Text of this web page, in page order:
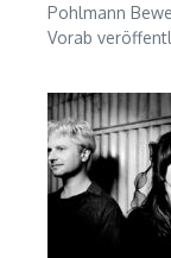
Pohlmann
Vorab